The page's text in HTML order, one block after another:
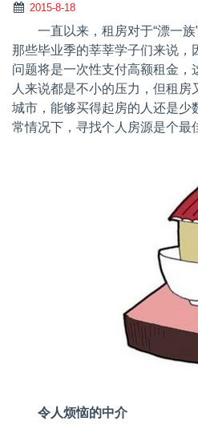
2015-8-18
一直以来，租房对于“漂一
那些毕业季的莘莘学子们来说，
问题将是一次性支付高额租金，
人来说都是不小的压力，但租
城市，能够买得起房的人还是少
常情况下，寻找个人房源是个最
令人烦恼的中介